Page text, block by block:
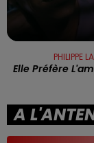
PHILIPPE
Elle Préfère
A